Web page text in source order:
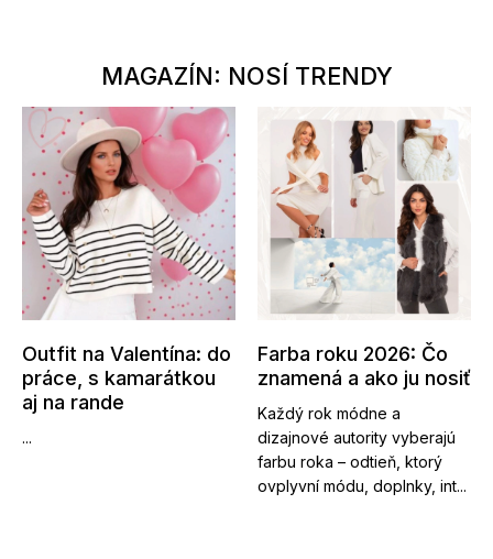
MAGAZÍN: NOSÍ TRENDY
Outfit na Valentína: do
práce, s kamarátkou
aj na rande
...
Farba roku 2026: Čo
znamená a ako ju nosiť
Každý rok módne a
dizajnové autority vyberajú
farbu roka – odtieň, ktorý
ovplyvní módu, doplnky, int...